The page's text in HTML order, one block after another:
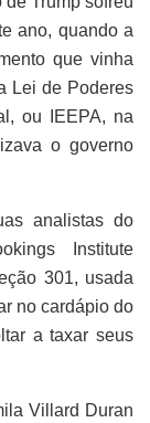
ano, quando a
que vinha
Lei de Poderes
ou IEEPA, na
o governo
analistas do
Institute
301, usada
no cardápio do
a taxar seus
Villard Duran